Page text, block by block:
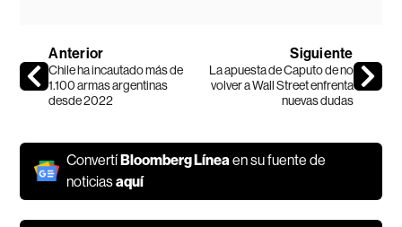
Anterior
Chile ha incautado más de
1.100 armas argentinas
desde 2022
Siguiente
La apuesta de Caputo de no
volver a Wall Street enfrenta
nuevas dudas
ConvertíBloomberg Línea en su fuente de
noticiasaquí